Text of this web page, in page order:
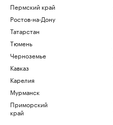
Пермский край
Ростов-на-Дону
Татарстан
Тюмень
Черноземье
Кавказ
Карелия
Мурманск
Приморский
край